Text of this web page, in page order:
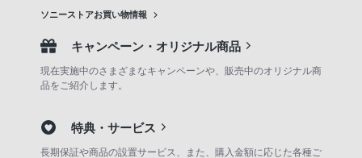
ソニーストアお買い物情報
キャンペーン・オリジナル商品
現在実施中のさまざまなキャンペーンや、販売中のオリジナル商
品をご紹介します。
特典・サービス
長期保証や商品の設置サービス、また、購入金額に応じた各種ご